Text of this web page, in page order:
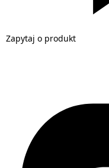
Zapytaj o produkt